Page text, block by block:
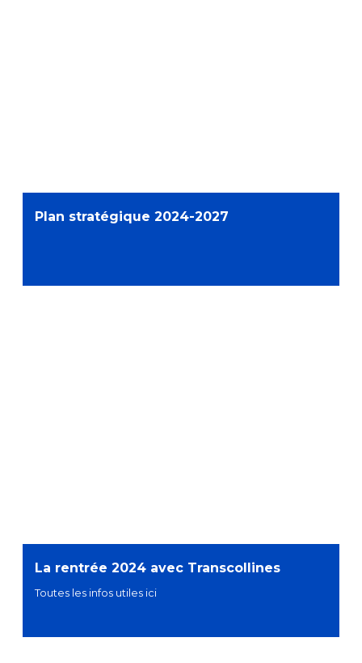
Plan stratégique 2024-2027
La rentrée 2024 avec Transcollines
Toutes les infos utiles ici